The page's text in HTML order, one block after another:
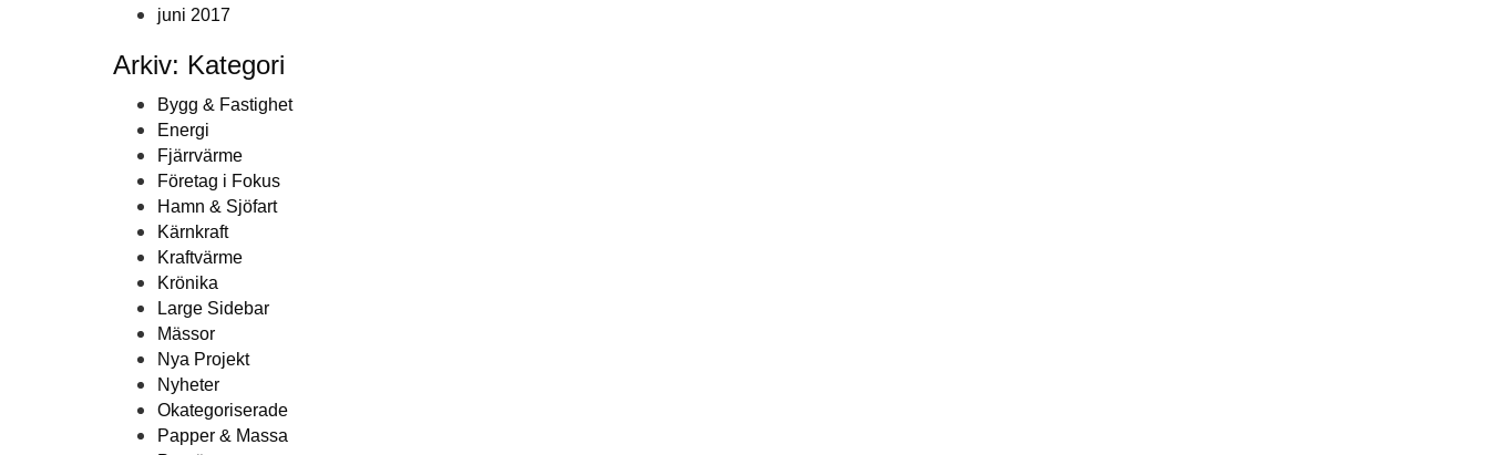
juni 2017
Arkiv: Kategori
Bygg & Fastighet
Energi
Fjärrvärme
Företag i Fokus
Hamn & Sjöfart
Kärnkraft
Kraftvärme
Krönika
Large Sidebar
Mässor
Nya Projekt
Nyheter
Okategoriserade
Papper & Massa